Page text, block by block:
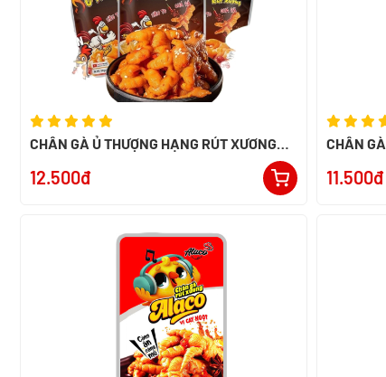
CHÂN GÀ Ủ THƯỢNG HẠNG RÚT XƯƠNG
12.500đ
CHÂN
11.500đ